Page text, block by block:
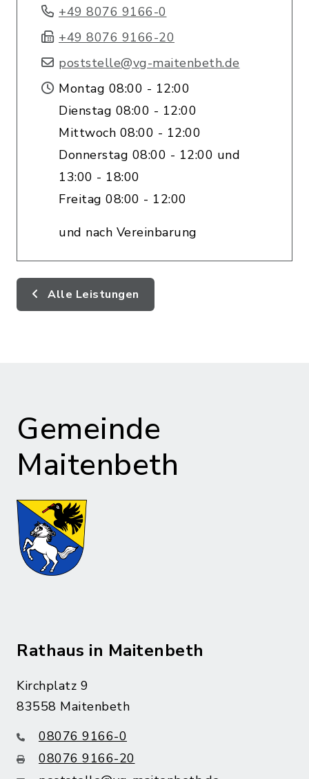
+49 8076 9166-0
+49 8076 9166-20
poststelle@vg-maitenbeth.de
Montag 08:00 - 12:00
Dienstag 08:00 - 12:00
Mittwoch 08:00 - 12:00
Donnerstag 08:00 - 12:00 und
13:00 - 18:00
Freitag 08:00 - 12:00
und nach Vereinbarung
Alle Leistungen
Gemeinde
Maitenbeth
Rathaus in Maitenbeth
Kirchplatz 9
83558 Maitenbeth
08076 9166-0
08076 9166-20